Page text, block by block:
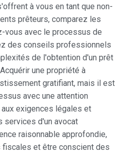
à vous en tant que non-
prêteurs, comparez les
vous avec le processus de
des conseils professionnels
de l'obtention d'un prêt
une propriété à
gratifiant, mais il est
avec une attention
exigences légales et
services d'un avocat
raisonnable approfondie,
et être conscient des